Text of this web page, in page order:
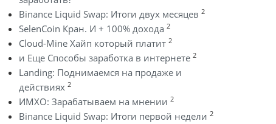
Binance Liquid Swap: Итоги двух месяцев 2
SelenCoin Кран. И + 100% дохода 2
Cloud-Mine Хайп который платит 2
и Еще Способы заработка в интернете 2
Landing: Поднимаемся на продаже и
действиях 2
ИМХО: Зарабатываем на мнении 2
Binance Liquid Swap: Итоги первой недели 2